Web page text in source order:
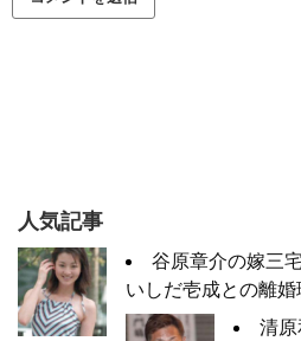
人気記事
谷原章介の嫁三
いしだ壱成との離婚
清